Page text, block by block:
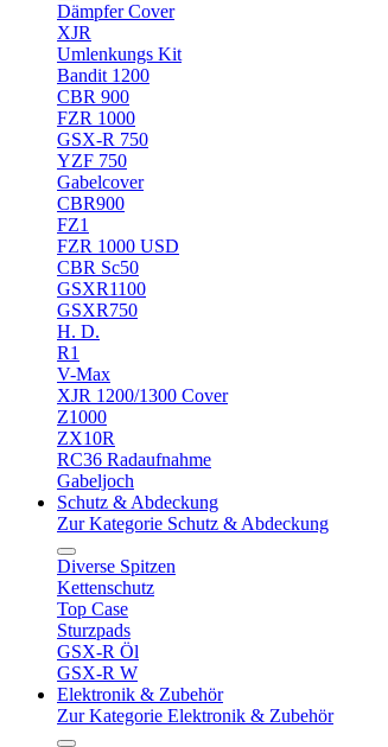
Dämpfer Cover
XJR
Umlenkungs Kit
Bandit 1200
CBR 900
FZR 1000
GSX-R 750
YZF 750
Gabelcover
CBR900
FZ1
FZR 1000 USD
CBR Sc50
GSXR1100
GSXR750
H. D.
R1
V-Max
XJR 1200/1300 Cover
Z1000
ZX10R
RC36 Radaufnahme
Gabeljoch
Schutz & Abdeckung
Zur Kategorie Schutz & Abdeckung
Diverse Spitzen
Kettenschutz
Top Case
Sturzpads
GSX-R Öl
GSX-R W
Elektronik & Zubehör
Zur Kategorie Elektronik & Zubehör